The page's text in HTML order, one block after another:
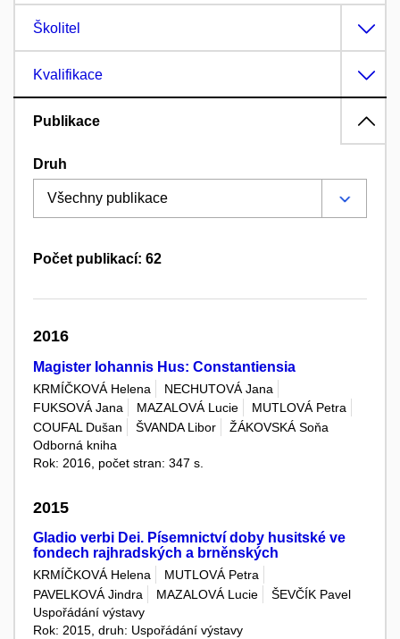
Školitel
Kvalifikace
Publikace
Druh
Počet publikací: 62
2016
Magister Iohannis Hus: Constantiensia
KRMÍČKOVÁ Helena
NECHUTOVÁ Jana
FUKSOVÁ Jana
MAZALOVÁ Lucie
MUTLOVÁ Petra
COUFAL Dušan
ŠVANDA Libor
ŽÁKOVSKÁ Soňa
Odborná kniha
Rok: 2016, počet stran: 347 s.
2015
Gladio verbi Dei. Písemnictví doby husitské ve
fondech rajhradských a brněnských
KRMÍČKOVÁ Helena
MUTLOVÁ Petra
PAVELKOVÁ Jindra
MAZALOVÁ Lucie
ŠEVČÍK Pavel
Uspořádání výstavy
Rok: 2015, druh: Uspořádání výstavy